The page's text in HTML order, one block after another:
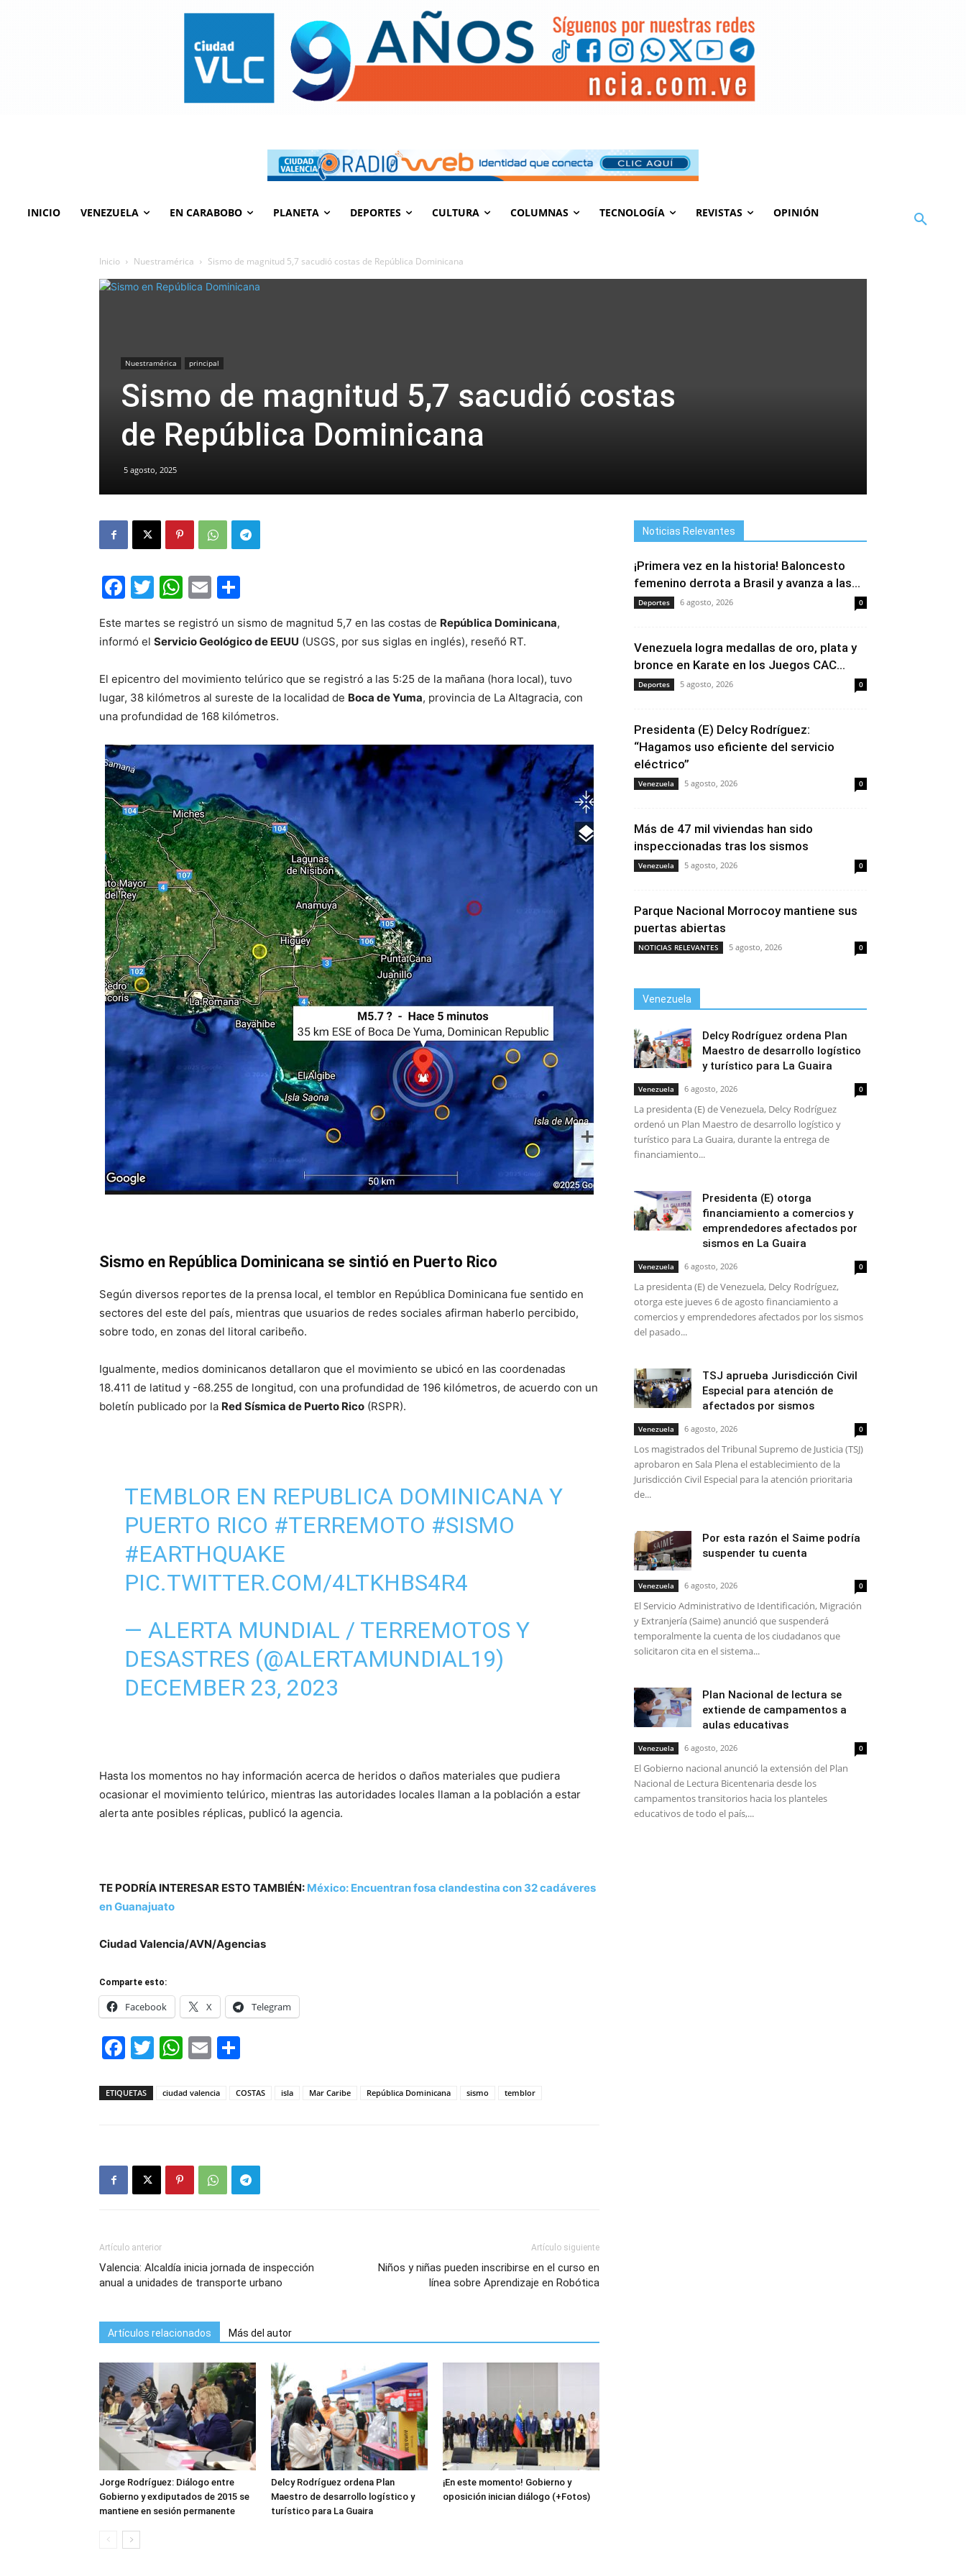
INICIO VENEZUELA EN CARABOBO PLANETA DEPORTES CULTURA COLUMNAS TECNOLOGÍA REVISTAS OPINIÓN
Inicio Nuestramérica Sismo de magnitud 5,7 sacudió costas de República Dominicana
Nuestramérica principal
Sismo de magnitud 5,7 sacudió costas
de República Dominicana
5 agosto, 2025
Facebook
Twitter
WhatsApp
Email
Este martes se registró un sismo de magnitud 5,7 en las costas de República Dominicana,
informó el Servicio Geológico de EEUU (USGS, por sus siglas en inglés), reseñó RT.
El epicentro del movimiento telúrico que se registró a las 5:25 de la mañana (hora local), tuvo
lugar, 38 kilómetros al sureste de la localidad de Boca de Yuma, provincia de La Altagracia, con
una profundidad de 168 kilómetros.
Sismo en República Dominicana se sintió en Puerto Rico
Según diversos reportes de la prensa local, el temblor en República Dominicana fue sentido en
sectores del este del país, mientras que usuarios de redes sociales afirman haberlo percibido,
sobre todo, en zonas del litoral caribeño.
Igualmente, medios dominicanos detallaron que el movimiento se ubicó en las coordenadas
18.411 de latitud y -68.255 de longitud, con una profundidad de 196 kilómetros, de acuerdo con un
boletín publicado por la Red Sísmica de Puerto Rico (RSPR).
TEMBLOR EN REPUBLICA DOMINICANA Y
PUERTO RICO #TERREMOTO #SISMO
#EARTHQUAKE
PIC.TWITTER.COM/4LTKHBS4R4
— ALERTA MUNDIAL / TERREMOTOS Y
DESASTRES (@ALERTAMUNDIAL19)
DECEMBER 23, 2023
Hasta los momentos no hay información acerca de heridos o daños materiales que pudiera
ocasionar el movimiento telúrico, mientras las autoridades locales llaman a la población a estar
alerta ante posibles réplicas, publicó la agencia.
TE PODRÍA INTERESAR ESTO TAMBIÉN: México: Encuentran fosa clandestina con 32 cadáveres
en Guanajuato
Ciudad Valencia/AVN/Agencias
Comparte esto:
Facebook X Telegram
Facebook
Twitter
WhatsApp
Email
ETIQUETAS ciudad valencia COSTAS isla Mar Caribe República Dominicana sismo temblor
Artículo anterior
Valencia: Alcaldía inicia jornada de inspección
anual a unidades de transporte urbano
Artículo siguiente
Niños y niñas pueden inscribirse en el curso en
línea sobre Aprendizaje en Robótica
Artículos relacionados Más del autor
Jorge Rodríguez: Diálogo entre
Gobierno y exdiputados de 2015 se
mantiene en sesión permanente
Delcy Rodríguez ordena Plan
Maestro de desarrollo logístico y
turístico para La Guaira
¡En este momento! Gobierno y
oposición inician diálogo (+Fotos)
Noticias Relevantes
¡Primera vez en la historia! Baloncesto
femenino derrota a Brasil y avanza a las...
Deportes 6 agosto, 2026 0
Venezuela logra medallas de oro, plata y
bronce en Karate en los Juegos CAC...
Deportes 5 agosto, 2026 0
Presidenta (E) Delcy Rodríguez:
“Hagamos uso eficiente del servicio
eléctrico”
Venezuela 5 agosto, 2026 0
Más de 47 mil viviendas han sido
inspeccionadas tras los sismos
Venezuela 5 agosto, 2026 0
Parque Nacional Morrocoy mantiene sus
puertas abiertas
NOTICIAS RELEVANTES 5 agosto, 2026 0
Venezuela
Delcy Rodríguez ordena Plan
Maestro de desarrollo logístico
y turístico para La Guaira
Venezuela 6 agosto, 2026 0
La presidenta (E) de Venezuela, Delcy Rodríguez
ordenó un Plan Maestro de desarrollo logístico y
turístico para La Guaira, durante la entrega de
financiamiento...
Presidenta (E) otorga
financiamiento a comercios y
emprendedores afectados por
sismos en La Guaira
Venezuela 6 agosto, 2026 0
La presidenta (E) de Venezuela, Delcy Rodríguez,
otorga este jueves 6 de agosto financiamiento a
comercios y emprendedores afectados por los sismos
del pasado...
TSJ aprueba Jurisdicción Civil
Especial para atención de
afectados por sismos
Venezuela 6 agosto, 2026 0
Los magistrados del Tribunal Supremo de Justicia (TSJ)
aprobaron en Sala Plena el establecimiento de la
Jurisdicción Civil Especial para la atención prioritaria
de...
Por esta razón el Saime podría
suspender tu cuenta
Venezuela 6 agosto, 2026 0
El Servicio Administrativo de Identificación, Migración
y Extranjería (Saime) anunció que suspenderá
temporalmente la cuenta de los ciudadanos que
solicitaron cita en el sistema...
Plan Nacional de lectura se
extiende de campamentos a
aulas educativas
Venezuela 6 agosto, 2026 0
El Gobierno nacional anunció la extensión del Plan
Nacional de Lectura Bicentenaria desde los
campamentos transitorios hacia los planteles
educativos de todo el país,...